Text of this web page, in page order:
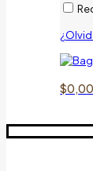
$0,00